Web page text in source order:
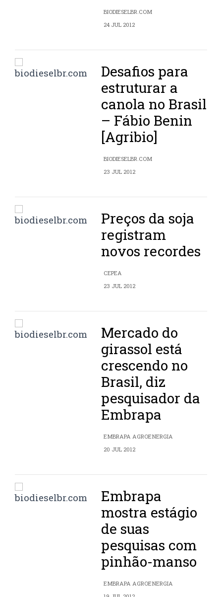
BIODIESELBR.COM
24 JUL 2012
Desafios para
estruturar a
canola no Brasil
– Fábio Benin
[Agribio]
BIODIESELBR.COM
23 JUL 2012
Preços da soja
registram
novos recordes
CEPEA
23 JUL 2012
Mercado do
girassol está
crescendo no
Brasil, diz
pesquisador da
Embrapa
EMBRAPA AGROENERGIA
20 JUL 2012
Embrapa
mostra estágio
de suas
pesquisas com
pinhão-manso
EMBRAPA AGROENERGIA